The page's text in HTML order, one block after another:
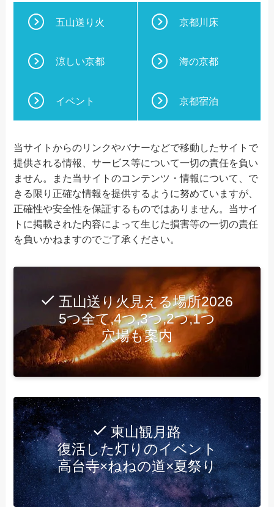
五山送り火 京都川床
涼しい京都 海の京都
イベント 京都宿泊
当サイトからのリンクやバナーなどで移動したサイトで
提供される情報、サービス等について一切の責任を負い
ません。また当サイトのコンテンツ・情報について、で
きる限り正確な情報を提供するように努めていますが、
正確性や安全性を保証するものではありません。当サイ
トに掲載された内容によって生じた損害等の一切の責任
を負いかねますのでご了承ください。
五山送り火見える場所2026
5つ全て,4つ,3つ,2つ,1つ
穴場も案内
東山観月路
復活した灯りのイベント
高台寺×ねねの道×夏祭り